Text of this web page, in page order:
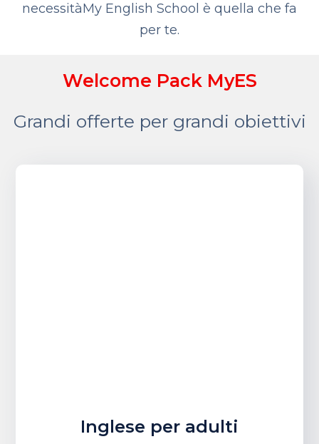
necessitàMy English School è quella che fa
per te.
Welcome Pack MyES
Grandi offerte per grandi obiettivi
Inglese per adulti